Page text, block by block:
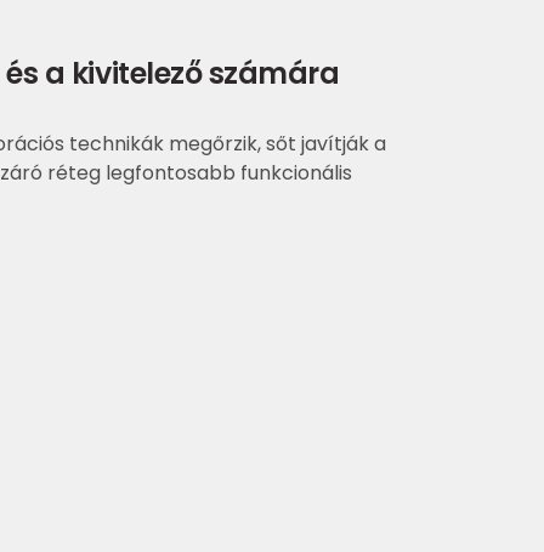
a kivitelező számára
technikák megőrzik, sőt javítják a
réteg legfontosabb funkcionális